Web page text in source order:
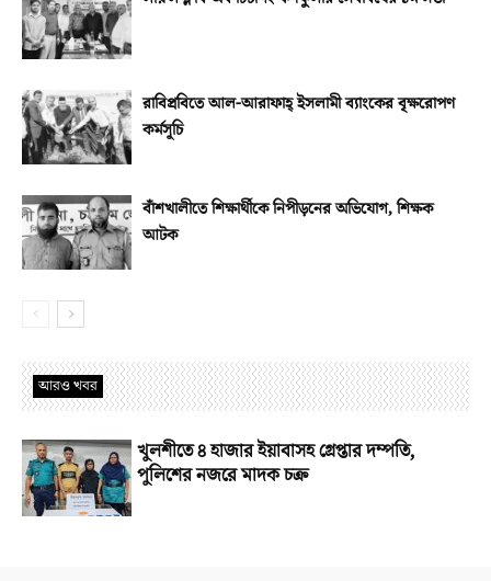
রাবিপ্রবিতে আল-আরাফাহ্‌ ইসলামী ব্যাংকের বৃক্ষরোপণ
কর্মসূচি
বাঁশখালীতে শিক্ষার্থীকে নিপীড়নের অভিযোগ, শিক্ষক
আটক
আরও খবর
খুলশীতে ৪ হাজার ইয়াবাসহ গ্রেপ্তার দম্পতি,
পুলিশের নজরে মাদক চক্র